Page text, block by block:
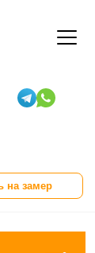
на замер